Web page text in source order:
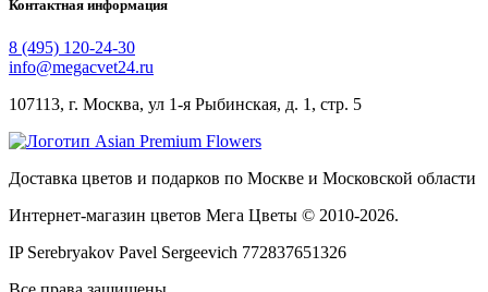
Контактная информация
8 (495) 120-24-30
info@megacvet24.ru
107113, г. Москва, ул 1-я Рыбинская, д. 1, стр. 5
Доставка цветов и подарков по Москве и Московской области
Интернет-магазин цветов Мега Цветы © 2010-2026.
IP Serebryakov Pavel Sergeevich 772837651326